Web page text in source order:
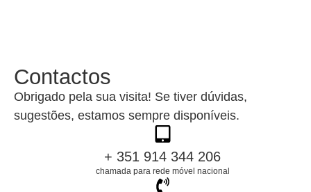
Contactos
Obrigado pela sua visita! Se tiver dúvidas,
sugestões, estamos sempre disponíveis.
+ 351 914 344 206
chamada para rede móvel nacional